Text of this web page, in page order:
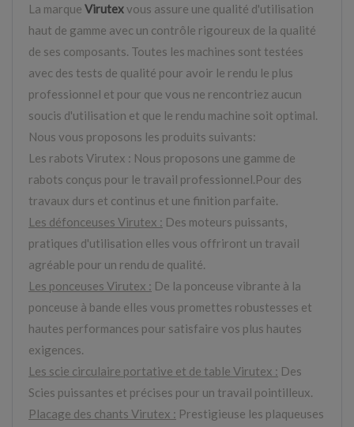
La marque Virutexvous assure une qualité d'utilisation
haut de gamme avec un contrôle rigoureux de la qualité
de ses composants. Toutes les machines sont testées
avec des tests de qualité pour avoir le rendu le plus
professionnel et pour que vous ne rencontriez aucun
soucis d'utilisation et que le rendu machine soit optimal.
Nous vous proposons les produits suivants:
Les rabots Virutex : Nous proposons une gamme de
rabots conçus pour le travail professionnel.Pour des
travaux durs et continus et une finition parfaite.
Les défonceuses Virutex : Des moteurs puissants,
pratiques d'utilisation elles vous offriront un travail
agréable pour un rendu de qualité.
Les ponceuses Virutex : De la ponceuse vibrante à la
ponceuse à bande elles vous promettes robustesses et
hautes performances pour satisfaire vos plus hautes
exigences.
Les scie circulaire portative et de table Virutex : Des
Scies puissantes et précises pour un travail pointilleux.
Placage des chants Virutex : Prestigieuse les plaqueuses